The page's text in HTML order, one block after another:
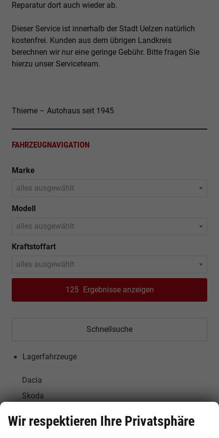
Reparatur dort auch wieder ab.
Dieser Service ist innerhalb der Stadt Uelzen natürlich
kostenfrei. Kunden aus dem übrigen Landkreis
berechnen wir nur eine geringe Gebühr. Bitte fragen Sie
hierzu unser Serviceteam.
Thieme – Autohaus seit 1945
FAHRZEUGNAVIGATION
Marke
alles ausgewählt
Modell
alles ausgewählt
Kraftstoffart
alles ausgewählt
125 Ergebnisse anzeigen
Schnellsuche
Lagerfahrzeuge
Dacia
Skoda
Bestellfahrzeuge
Wir respektieren Ihre Privatsphäre